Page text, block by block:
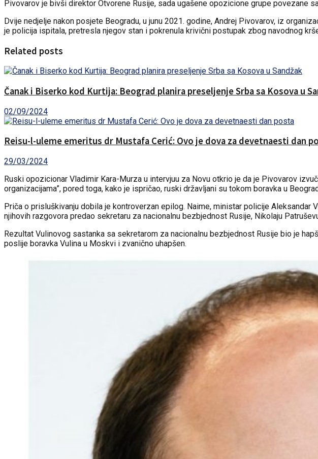
Pivovarov je bivši direktor Otvorene Rusije, sada ugašene opozicione grupe povezane
Dvije nedjelje nakon posjete Beogradu, u junu 2021. godine, Andrej Pivovarov, iz
je policija ispitala, pretresla njegov stan i pokrenula krivični postupak zbog navodnog
Related posts
Čanak i Biserko kod Kurtija: Beograd planira preseljenje Srba sa Kosova u
02/09/2024
Reisu-l-uleme emeritus dr Mustafa Cerić: Ovo je dova za devetnaesti dan
29/03/2024
Ruski opozicionar Vladimir Kara-Murza u intervjuu za Novu otkrio je da je Pivovarov
organizacijama”, pored toga, kako je ispričao, ruski državljani su tokom boravka u
Priča o prisluškivanju dobila je kontroverzan epilog. Naime, ministar policije
njihovih razgovora predao sekretaru za nacionalnu bezbjednost Rusije, Nikolaju
Rezultat Vulinovog sastanka sa sekretarom za nacionalnu bezbjednost Rusije bio je
poslije boravka Vulina u Moskvi i zvanično uhapšen.